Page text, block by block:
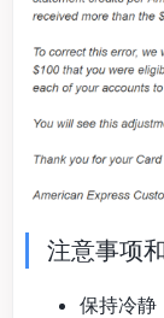
注意事项
保持冷静